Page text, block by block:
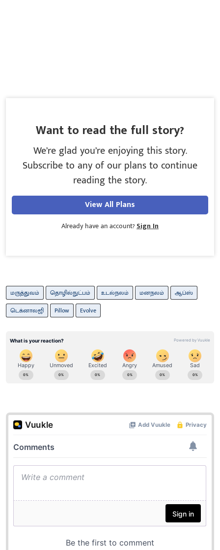
Want to read the full story?
We’re glad you’re enjoying this story.
Subscribe to any of our plans to continue
reading the story.
View All Plans
Already have an account? Sign In
மருத்துவம் தொழில்நுட்பம் உடல்நலம் மனநலம்
ஆப்ஸ்
டெக்னாலஜி
Pillow Evolve